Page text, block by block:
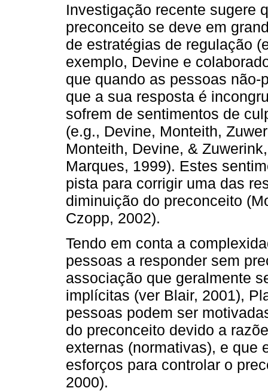
Investigação recente sugere
preconceito se deve em
de estratégias de regulação
exemplo, Devine e
que quando as pessoas
que a sua resposta é
sofrem de sentimentos de
(e.g., Devine, Monteith,
Monteith, Devine, &
Marques, 1999). Estes
pista para corrigir uma das
diminuição do preconceito
Czopp, 2002).
Tendo em conta a
pessoas a responder sem
associação que geralmente
implícitas (ver Blair, 2001),
pessoas podem ser
do preconceito devido a
externas (normativas), e que
esforços para controlar o
2000).